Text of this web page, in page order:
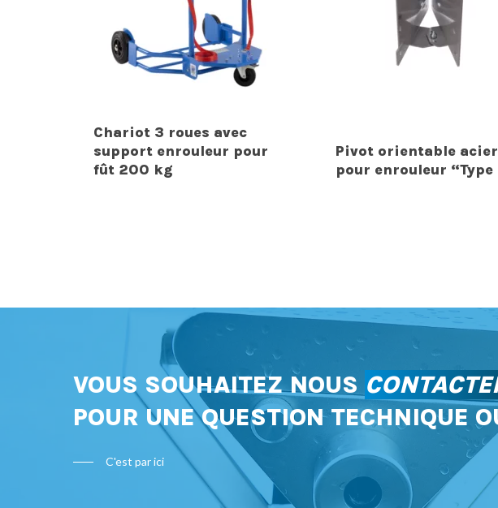
Chariot 3 roues avec
support enrouleur pour
fût 200 kg
Pivot orientable acier
pour enrouleur “Type
VOUS SOUHAITEZ NOUS
POUR UNE QUESTION TECHNIQUE
C'est par ici